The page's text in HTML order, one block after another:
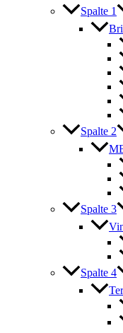
Spalte 1
Spalte 2
Spalte 3
Spalte 4